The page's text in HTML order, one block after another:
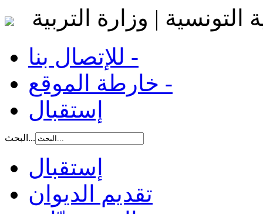
التونسية | وزارة التربية
للإتصال بنا -
خارطة الموقع -
إستقبال
البحث...
إستقبال
تقديم الديوان